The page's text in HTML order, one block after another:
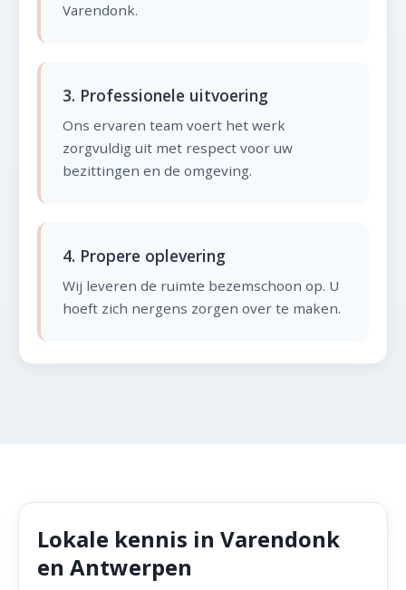
Varendonk.
3. Professionele uitvoering
Ons ervaren team voert het werk
zorgvuldig uit met respect voor uw
bezittingen en de omgeving.
4. Propere oplevering
Wij leveren de ruimte bezemschoon op. U
hoeft zich nergens zorgen over te maken.
Lokale kennis in Varendonk
en Antwerpen